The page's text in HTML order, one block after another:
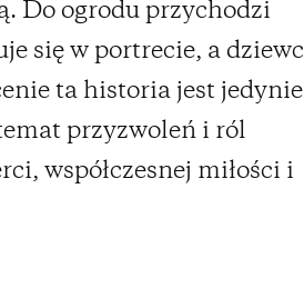
Do ogrodu przychodzi
się w portrecie, a
ta historia jest jedynie
przyzwoleń i ról
współczesnej miłości i